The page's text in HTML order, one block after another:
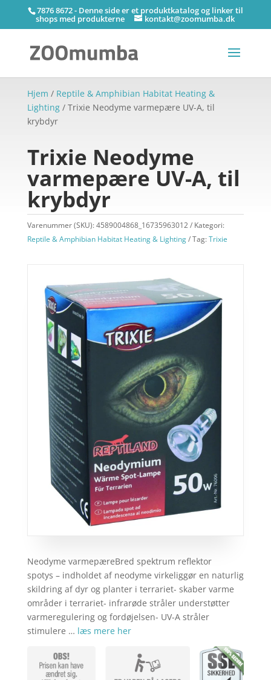
7876 8672 - Denne side er et produktkatalog og linker til
shops med produkterne kontakt@zoomumba.dk
Hjem / Reptile & Amphibian Habitat Heating &
Lighting/ Trixie Neodyme varmepære UV-A, til
krybdyr
Trixie Neodyme
varmepære UV-A, til
krybdyr
Varenummer (SKU):4589004868_16735963012
Kategori:
Reptile & Amphibian Habitat Heating & Lighting
Tag:Trixie
Neodyme varmepæreBred spektrum reflektor
spotys – indholdet af neodyme virkeliggør en naturlig
skildring af dyr og planter i terrariet- skaber varme
områder i terrariet- infrarøde stråler understøtter
varmeregulering og fordøjelsen- UV-A stråler
stimulere … læs mere her